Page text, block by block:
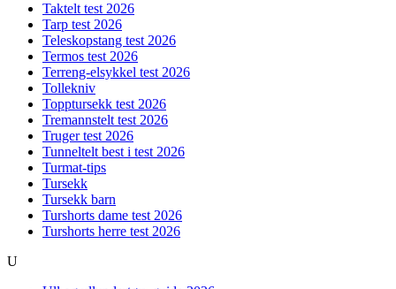
Taktelt test 2026
Tarp test 2026
Teleskopstang test 2026
Termos test 2026
Terreng-elsykkel test 2026
Tollekniv
Topptursekk test 2026
Tremannstelt test 2026
Truger test 2026
Tunneltelt best i test 2026
Turmat-tips
Tursekk
Tursekk barn
Turshorts dame test 2026
Turshorts herre test 2026
U